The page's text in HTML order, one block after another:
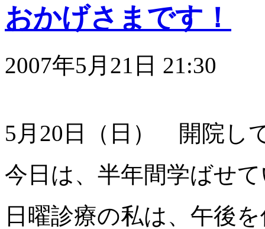
おかげさまです！
2007年5月21日 21:30
5月20日（日） 開院し
今日は、半年間学ばせ
日曜診療の私は、午後